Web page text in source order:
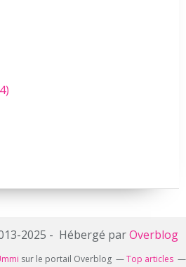
2025 - Hébergé parOverblog
sur le portail Overblog Top articles